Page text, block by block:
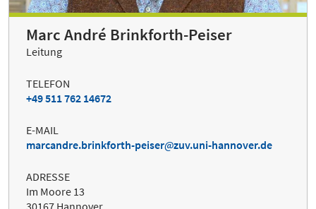
Marc André Brinkforth-Peiser
Leitung
TELEFON
+49 511 762 14672
E-MAIL
marcandre.brinkforth-peiser
zuv.uni-hannover.de
ADRESSE
Im Moore 13